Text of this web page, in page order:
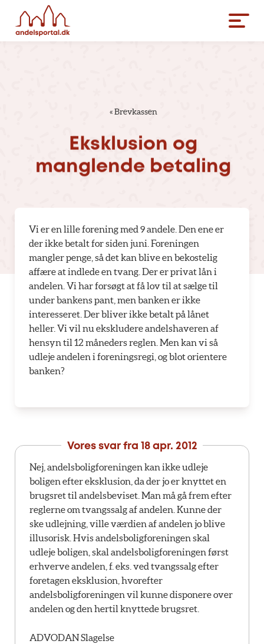
«Brevkassen
Eksklusion og
manglende betaling
Vi er en lille forening med 9 andele. Den ene er
der ikke betalt for siden juni. Foreningen
mangler penge, så det kan blive en bekostelig
affære at indlede en tvang. Der er privat lån i
andelen. Vi har forsøgt at få lov til at sælge til
under bankens pant, men banken er ikke
interesseret. Der bliver ikke betalt på lånet
heller. Vi vil nu ekskludere andelshaveren af
hensyn til 12 måneders reglen. Men kan vi så
udleje andelen i foreningsregi, og blot orientere
banken?
Vores svar fra 18 apr. 2012
Nej, andelsboligforeningen kan ikke udleje
boligen efter eksklusion, da der jo er knyttet en
brugsret til andelsbeviset. Man må gå frem efter
reglerne om tvangssalg af andelen. Kunne der
ske udlejning, ville værdien af andelen jo blive
illusorisk. Hvis andelsboligforeningen skal
udleje boligen, skal andelsboligforeningen først
erhverve andelen, f. eks. ved tvangssalg efter
foretagen eksklusion, hvorefter
andelsboligforeningen vil kunne disponere over
andelen og den hertil knyttede brugsret.
ADVODAN Slagelse